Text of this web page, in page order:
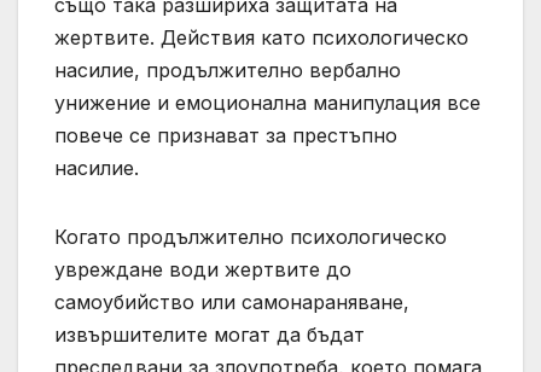
жертвите. Действия като психологическо
насилие, продължително вербално
унижение и емоционална манипулация все
повече се признават за престъпно
насилие.
Когато продължително психологическо
увреждане води жертвите до
самоубийство или самонараняване,
извършителите могат да бъдат
преследвани за злоупотреба, което помага